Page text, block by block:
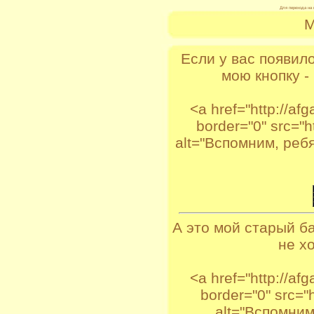
Для перехода на
Если у вас
мою кнопку -
<a href="http://
border="0"
alt="Вспомним,
А это мой старый
не
<a href="http://
border="0"